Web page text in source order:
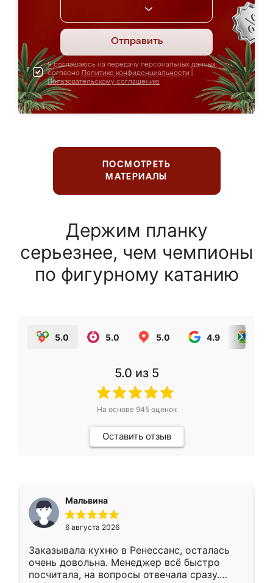
Отправить
Я соглашаюсь на передачу персональных данных
согласно Политике конфиденциальности
Пользовательскому соглашению
ПОСМОТРЕТЬ
МАТЕРИАЛЫ
Держим планку
серьезнее, чем чемпионы
по фигурному катанию
5.0 5.0 5.0 4.9
5.0 из 5
На основе 945оценок
Оставить отзыв
Мальвина
6 августа 2026
Заказывала кухню в Ренессанс, осталась
очень довольна. Менеджер всё быстро
посчитала, на вопросы отвечала сразу.